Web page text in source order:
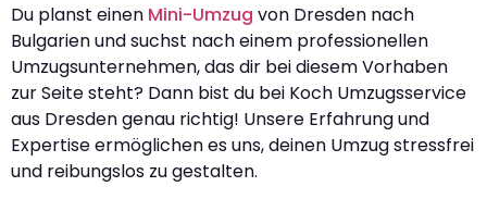
Du planst einen Mini-Umzug von Dresden nach
Bulgarien und suchst nach einem professionellen
Umzugsunternehmen, das dir bei diesem Vorhaben
zur Seite steht? Dann bist du bei Koch Umzugsservice
aus Dresden genau richtig! Unsere Erfahrung und
Expertise ermöglichen es uns, deinen Umzug stressfrei
und reibungslos zu gestalten.